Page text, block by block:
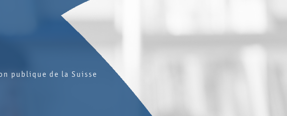
publique de la Suisse